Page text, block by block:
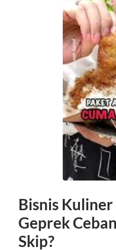
Bisnis
Geprek
Skip?